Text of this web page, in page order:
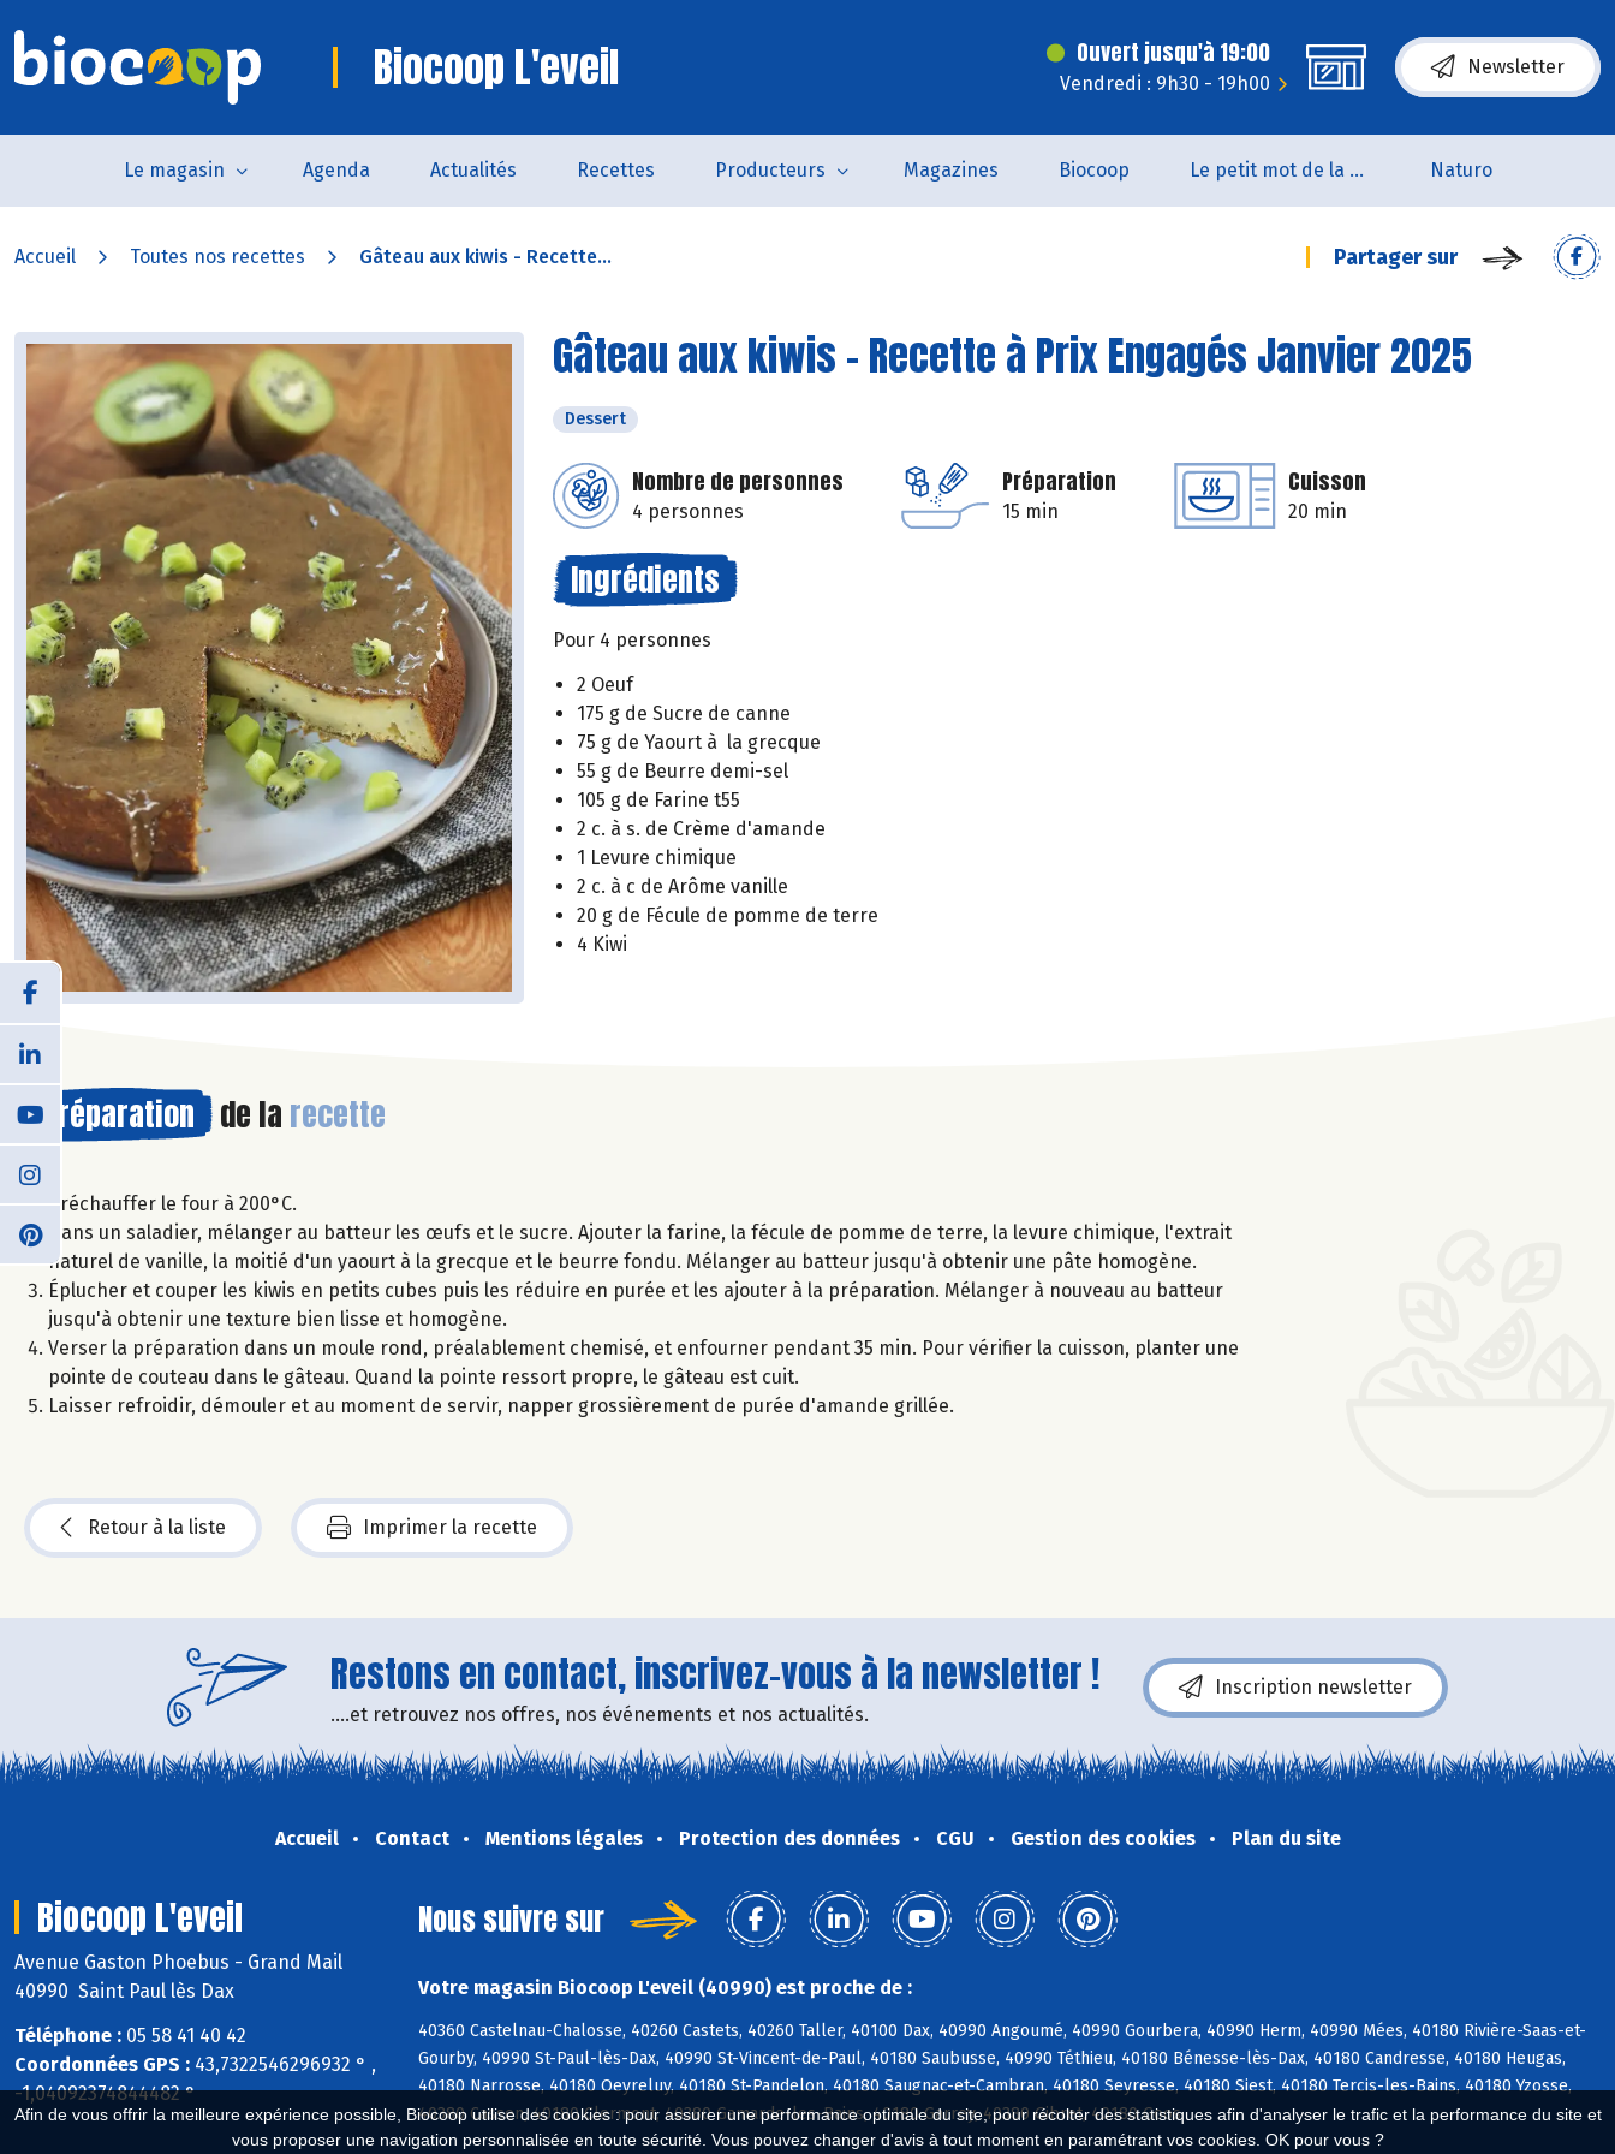
Afin de vous offrir la meilleure expérience possible, Biocoop utilise des cookies : pour assurer une performance optimale du site, pour récolter des statistiques afin d'analyser le trafic et la performance du site et
vous proposer une navigation personnalisée en toute sécurité. Vous pouvez changer d'avis à tout moment en paramétrant vos cookies. OK pour vous ?
Biocoop L'eveil Ouvert jusqu'à 19:00
Vendredi : 9h30 - 19h00
Newsletter
Le magasin Agenda Actualités Recettes Producteurs Magazines Biocoop Le petit mot de la naturo Naturo
Accueil Toutes nos recettes Gâteau aux kiwis - Recette... Partager sur
Gâteau aux kiwis - Recette à Prix Engagés Janvier 2025
Dessert
Nombre de personnes
4 personnes
Préparation
15 min
Cuisson
20 min
Ingrédients
Pour 4 personnes
2 Oeuf
175 g de Sucre de canne
75 g de Yaourt à la grecque
55 g de Beurre demi-sel
105 g de Farine t55
2 c. à s. de Crème d'amande
1 Levure chimique
2 c. à c de Arôme vanille
20 g de Fécule de pomme de terre
4 Kiwi
Préparation de la recette
Préchauffer le four à 200°C.
Dans un saladier, mélanger au batteur les œufs et le sucre. Ajouter la farine, la fécule de pomme de terre, la levure chimique, l'extrait
naturel de vanille, la moitié d'un yaourt à la grecque et le beurre fondu. Mélanger au batteur jusqu'à obtenir une pâte homogène.
Éplucher et couper les kiwis en petits cubes puis les réduire en purée et les ajouter à la préparation. Mélanger à nouveau au batteur
jusqu'à obtenir une texture bien lisse et homogène.
Verser la préparation dans un moule rond, préalablement chemisé, et enfourner pendant 35 min. Pour vérifier la cuisson, planter une
pointe de couteau dans le gâteau. Quand la pointe ressort propre, le gâteau est cuit.
Laisser refroidir, démouler et au moment de servir, napper grossièrement de purée d'amande grillée.
Retour à la liste Imprimer la recette
Restons en contact, inscrivez-vous à la newsletter !
....et retrouvez nos offres, nos événements et nos actualités.
Inscription newsletter
Accueil Contact Mentions légales Protection des données CGU Gestion des cookies Plan du site
Biocoop L'eveil
Avenue Gaston Phoebus - Grand Mail
40990 Saint Paul lès Dax
Téléphone : 05 58 41 40 42
Coordonnées GPS : 43,7322546296932 ° ,
-1,04092374844482 °
Nous suivre sur
Votre magasin Biocoop L'eveil (40990) est proche de :
40360 Castelnau-Chalosse, 40260 Castets, 40260 Taller, 40100 Dax, 40990 Angoumé, 40990 Gourbera, 40990 Herm, 40990 Mées, 40180 Rivière-Saas-et-
Gourby, 40990 St-Paul-lès-Dax, 40990 St-Vincent-de-Paul, 40180 Saubusse, 40990 Téthieu, 40180 Bénesse-lès-Dax, 40180 Candresse, 40180 Heugas,
40180 Narrosse, 40180 Oeyreluy, 40180 St-Pandelon, 40180 Saugnac-et-Cambran, 40180 Seyresse, 40180 Siest, 40180 Tercis-les-Bains, 40180 Yzosse,
40380 Cassen, 40180 Clermont, 40380 Gamarde-les-Bains, 40180 Garrey, 40380 Gibret, 40180 Goos